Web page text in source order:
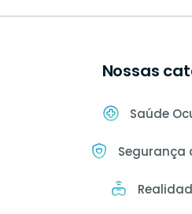
Nossas
Saúde
Segurança